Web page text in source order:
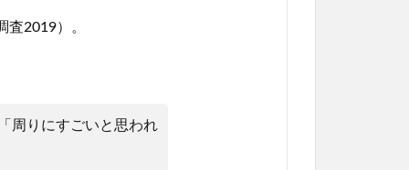
査2019）。
周りにすごいと思われ